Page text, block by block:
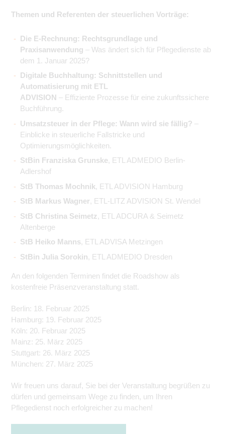
Themen und Referenten der steuerlichen Vorträge:
Die E-Rechnung: Rechtsgrundlage und
Praxisanwendung – Was ändert sich für Pflegedienste ab
dem 1. Januar 2025?
Digitale Buchhaltung: Schnittstellen und
Automatisierung mit ETL
ADVISION – Effiziente Prozesse für eine zukunftssichere
Buchführung.
Umsatzsteuer in der Pflege: Wann wird sie fällig? –
Einblicke in steuerliche Fallstricke und
Optimierungsmöglichkeiten.
StBin Franziska Grunske, ETL ADMEDIO Berlin-
Adlershof
StB Thomas Mochnik, ETL ADVISION Hamburg
StB Markus Wagner, ETL-LITZ ADVISION St. Wendel
StB Christina Seimetz , ETL ADCURA & Seimetz
Altenberge
StB Heiko Manns, ETL ADVISA Metzingen
StBin Julia Sorokin, ETL ADMEDIO Dresden
An den folgenden Terminen findet die Roadshow als
kostenfreie Präsenzveranstaltung statt.
Berlin: 18. Februar 2025
Hamburg: 19. Februar 2025
Köln: 20. Februar 2025
Mainz: 25. März 2025
Stuttgart: 26. März 2025
München: 27. März 2025
Wir freuen uns darauf, Sie bei der Veranstaltung begrüßen zu
dürfen und gemeinsam Wege zu finden, um Ihren
Pflegedienst noch erfolgreicher zu machen!